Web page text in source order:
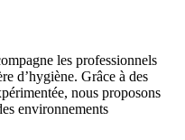
les professionnels
d’hygiène. Grâce à des
nous proposons
environnements